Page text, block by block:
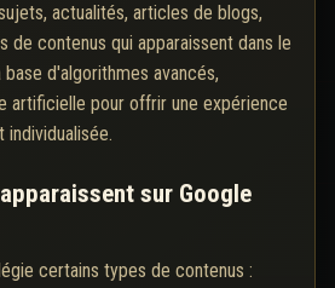
actualités, articles de blogs,
de contenus qui apparaissent dans le
d'algorithmes avancés,
artificielle pour offrir une expérience
sur Google
certains types de contenus :